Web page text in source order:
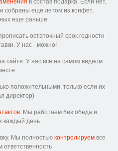
в состав подарка. Если нет,
собраны еще летом из конфет,
еще раньше
остаточный срок годности
У нас - можно!
сайте. У нас все на самом видном
положительными, только если их
директор)
. Мы работаем без обеда и
каждый день
Мы полностью контролируем все
ответственность